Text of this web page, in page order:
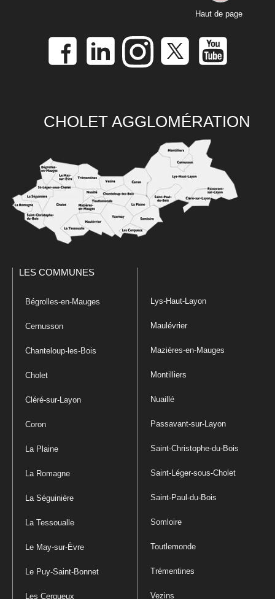
Haut de page
CHOLET AGGLOMÉRATION
LES COMMUNES
Bégrolles-en-Mauges
Cernusson
Chanteloup-les-Bois
Cholet
Cléré-sur-Layon
Coron
La Plaine
La Romagne
La Séguinière
La Tessoualle
Le May-sur-Èvre
Le Puy-Saint-Bonnet
Les Cerqueux
Lys-Haut-Layon
Maulévrier
Mazières-en-Mauges
Montilliers
Nuaillé
Passavant-sur-Layon
Saint-Christophe-du-Bois
Saint-Léger-sous-Cholet
Saint-Paul-du-Bois
Somloire
Toutlemonde
Trémentines
Vezins